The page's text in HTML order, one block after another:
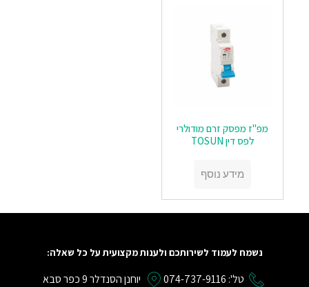
מפ"ז מפסק זרם מודולרי
לפס דין TOSUN
מידע נוסף
נשמח לעמוד לשירותכם ולענות מקצועית על כל שאלה:
טל': 074-737-9116
יוחנן הסנדלר 9 כפר סבא